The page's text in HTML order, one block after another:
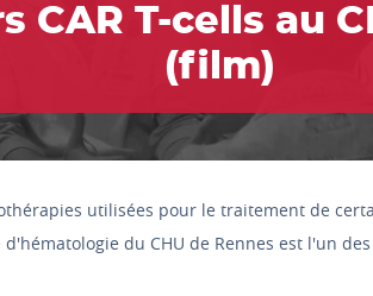
CAR T-cells au
(film)
utilisées pour le traitement de
du CHU de Rennes est l'un